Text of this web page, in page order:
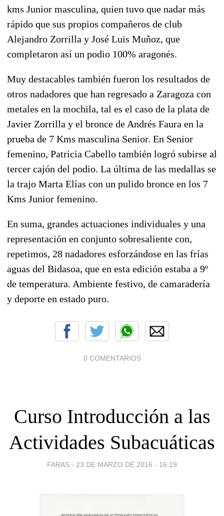
kms Junior masculina, quien tuvo que nadar más
rápido que sus propios compañeros de club
Alejandro Zorrilla y José Luis Muñoz, que
completaron así un podio 100% aragonés.
Muy destacables también fueron los resultados de
otros nadadores que han regresado a Zaragoza con
metales en la mochila, tal es el caso de la plata de
Javier Zorrilla y el bronce de Andrés Faura en la
prueba de 7 Kms masculina Senior. En Senior
femenino, Patricia Cabello también logró subirse al
tercer cajón del podio. La última de las medallas se
la trajo Marta Elías con un pulido bronce en los 7
Kms Junior femenino.
En suma, grandes actuaciones individuales y una
representación en conjunto sobresaliente con,
repetimos, 28 nadadores esforzándose en las frías
aguas del Bidasoa, que en esta edición estaba a 9º
de temperatura. Ambiente festivo, de camaradería
y deporte en estado puro.
0 COMENTARIOS
Curso Introducción a las
Actividades Subacuáticas
FARAS - 23 DE MARZO DE 2016 - 16:19